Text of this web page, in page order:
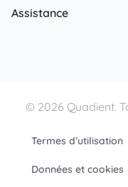
Assistance
© 2026 Quadient.
Termes d’utilisation
Données et cookies